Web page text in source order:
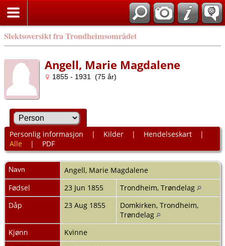
Slektsoversikt fra Trondheimsområdet
Angell, Marie Magdalene
1855 - 1931 (75 år)
Personlig informasjon | Kilder| Hendelseskart|
Alle | PDF
Navn Angell, Marie Magdalene
Fødsel
23 Jun 1855
Trondheim, Trøndelag
Dåp
23 Aug 1855
Domkirken, Trondheim,
Trøndelag
Kjønn
Kvinne